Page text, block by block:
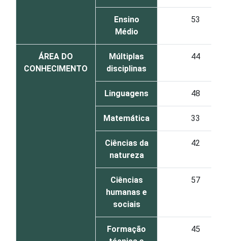
Ensino
Médio
53
ÁREA DO
CONHECIMENTO
Múltiplas
disciplinas
44
Linguagens 48
Matemática 33
Ciências da
natureza
42
Ciências
humanas e
sociais
57
Formação
45